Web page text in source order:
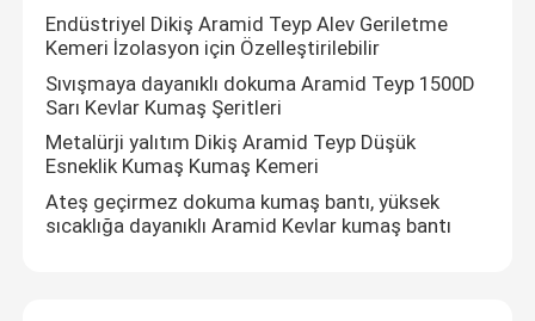
Aramid Ağ
Endüstriyel örgü kumaşı
Kevlar Yangına dayanıklı kumaş
Endüstriyel Dikiş Aramid Teyp Alev Geriletme
Kemeri İzolasyon için Özelleştirilebilir
Sıvışmaya dayanıklı dokuma Aramid Teyp 1500D
Sarı Kevlar Kumaş Şeritleri
Metalürji yalıtım Dikiş Aramid Teyp Düşük
Esneklik Kumaş Kumaş Kemeri
Ateş geçirmez dokuma kumaş bantı, yüksek
sıcaklığa dayanıklı Aramid Kevlar kumaş bantı